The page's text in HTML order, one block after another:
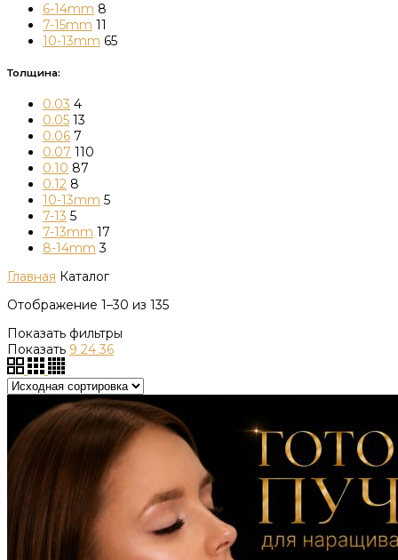
6-14mm 8
7-15mm 11
10-13mm 65
Толщина:
0.03 4
0.05 13
0.06 7
0.07 110
0.10 87
0.12 8
10-13mm 5
7-13 5
7-13mm 17
8-14mm 3
Главная Каталог
Отображение 1–30 из 135
Показать фильтры
Показать 9 24 36